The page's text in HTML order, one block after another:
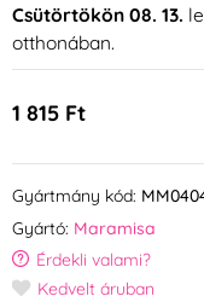
Csütörtökön 08. 13.
otthonában.
1 815 Ft
Gyártmány kód:
Gyártó: Maramisa
Érdekli valami?
Kedvelt áruban